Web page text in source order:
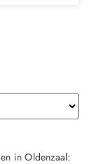
in Oldenzaal: